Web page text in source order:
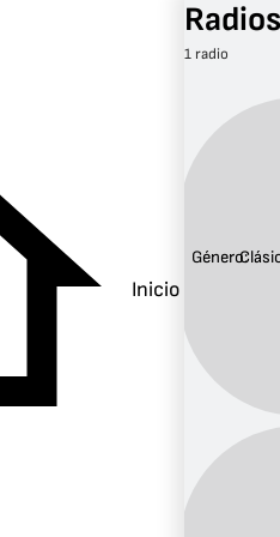
Inicio
1 radio
Género: